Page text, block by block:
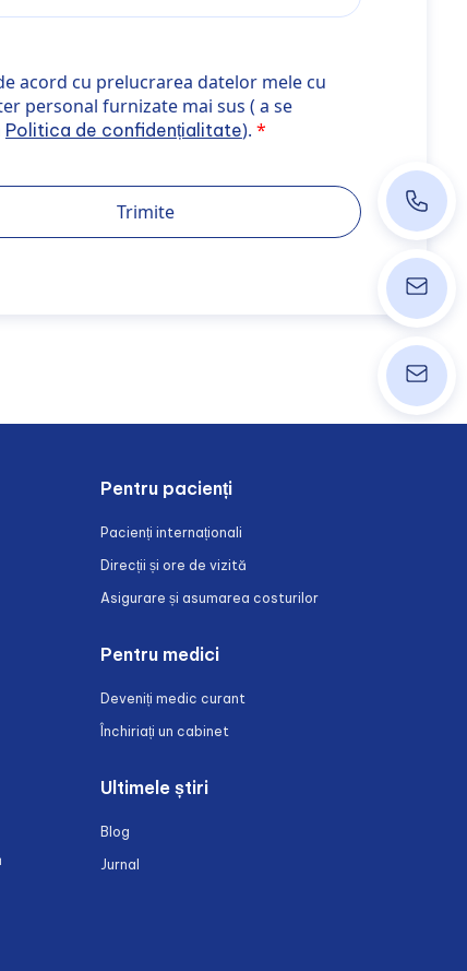
cu prelucrarea datelor mele cu caracter
rel="noopener noreferrer">Politica de
acord cu prelucrarea datelor mele cu
personal furnizate mai sus ( a se
Politica de confidențialitate).
Trimite
Pentru pacienți
Pacienți internaționali
Direcții și ore de vizită
Asigurare și asumarea costurilor
Pentru medici
Deveniți medic curant
Închiriați un cabinet
Ultimele știri
Blog
Jurnal
+40 374